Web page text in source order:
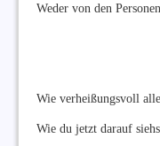
Weder von den
Wie verheißungsvoll
Wie du jetzt darauf